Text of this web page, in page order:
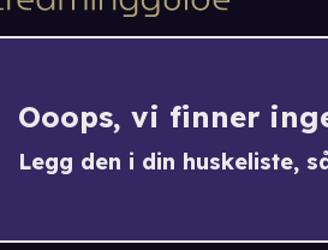
Ooops, vi finner
Legg den i din huskeliste,